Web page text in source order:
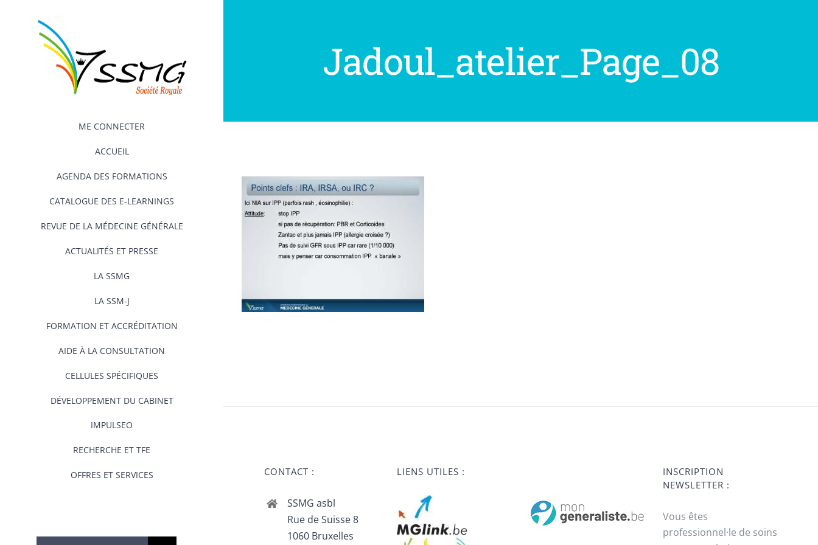
ME CONNECTER
ACCUEIL
AGENDA DES FORMATIONS
CATALOGUE DES E-LEARNINGS
REVUE DE LA MÉDECINE GÉNÉRALE
ACTUALITÉS ET PRESSE
LA SSMG
LA SSM-J
FORMATION ET ACCRÉDITATION
AIDE À LA CONSULTATION
CELLULES SPÉCIFIQUES
DÉVELOPPEMENT DU CABINET
IMPULSEO
RECHERCHE ET TFE
OFFRES ET SERVICES
Jadoul_atelier_Page_08
CONTACT :
SSMG asbl
Rue de Suisse 8
1060 Bruxelles
LIENS UTILES :
INSCRIPTION
NEWSLETTER :
Vous êtes
professionnel·le de soins